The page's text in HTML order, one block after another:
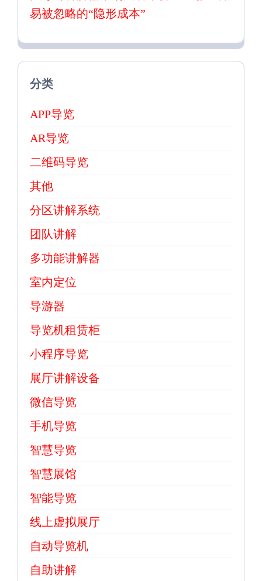
易被忽略的“隐形成本”
分类
APP导览
AR导览
二维码导览
其他
分区讲解系统
团队讲解
多功能讲解器
室内定位
导游器
导览机租赁柜
小程序导览
展厅讲解设备
微信导览
手机导览
智慧导览
智慧展馆
智能导览
线上虚拟展厅
自动导览机
自助讲解